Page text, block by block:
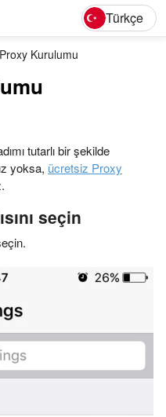
EnglishTürkçe
Kurulumu
tutarlı bir şekilde
yoksa, ücretsiz Proxy
seçin